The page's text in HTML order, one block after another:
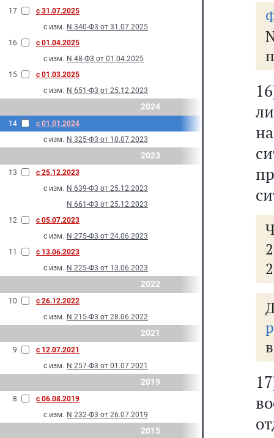
17
с 31.07.2025
с изм. N 340-Ф3 от 31.07.2025
16
с 01.04.2025
с изм. N 48-Ф3 от 01.04.2025
15
с 01.03.2025
с изм. N 651-Ф3 от 25.12.2023
2024
14
с 01.01.2024
с изм. N 325-Ф3 от 10.07.2023
2023
13
с 25.12.2023
с изм. N 639-Ф3 от 25.12.2023
N 661-Ф3 от 25.12.2023
12
с 05.07.2023
с изм. N 275-Ф3 от 24.06.2023
11
с 13.06.2023
с изм. N 225-Ф3 от 13.06.2023
2022
10
с 26.12.2022
с изм. N 215-Ф3 от 28.06.2022
2021
9
с 12.07.2021
с изм. N 257-Ф3 от 01.07.2021
2019
8
с 06.08.2019
с изм. N 232-Ф3 от 26.07.2019
2015